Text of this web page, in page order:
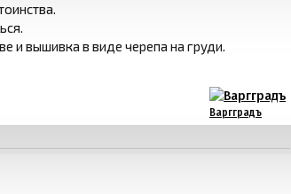
и вышивка в виде черепа на груди.
Варгградъ